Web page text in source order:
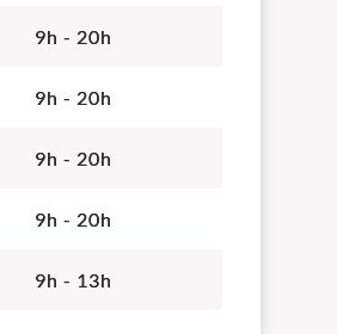
9h - 20h
9h - 20h
9h - 20h
9h - 20h
9h - 13h